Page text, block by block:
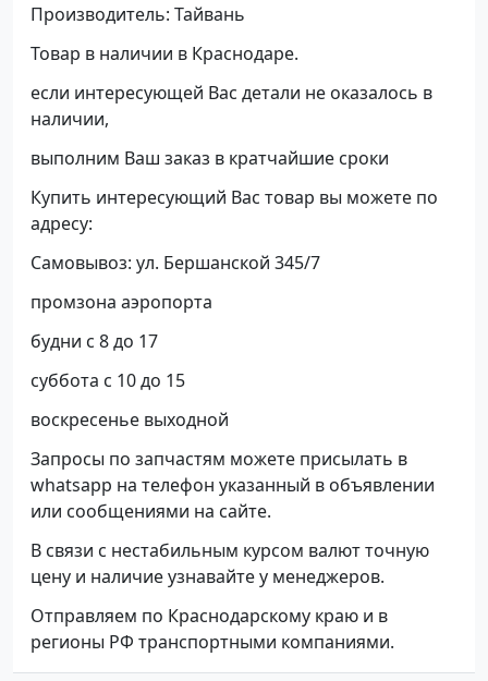
Производитель: Тайвань
Товар в наличии в Краснодаре.
если интересующей Вас детали не оказалось в
наличии,
выполним Ваш заказ в кратчайшие сроки
Купить интересующий Вас товар вы можете по
адресу:
Самовывоз: ул. Бершанской 345/7
промзона аэропорта
будни с 8 до 17
суббота с 10 до 15
воскресенье выходной
Запросы по запчастям можете присылать в
whatsapp на телефон указанный в объявлении
или сообщениями на сайте.
В связи с нестабильным курсом валют точную
цену и наличие узнавайте у менеджеров.
Отправляем по Краснодарскому краю и в
регионы РФ транспортными компаниями.